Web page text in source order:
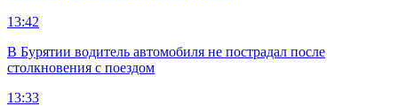
13:42
В Бурятии водитель автомобиля не пострадал после
столкновения с поездом
13:33